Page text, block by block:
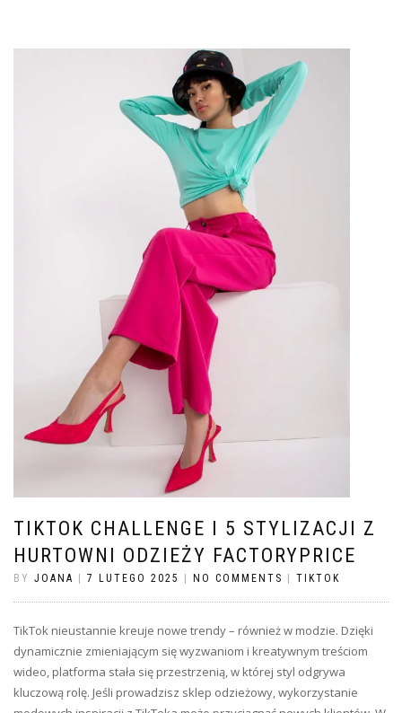
TIKTOK CHALLENGE I 5 STYLIZACJI Z
HURTOWNI ODZIEŻY FACTORYPRICE
BY JOANA 7 LUTEGO 2025 NO COMMENTS TIKTOK
TikTok nieustannie kreuje nowe trendy – również w modzie. Dzięki
dynamicznie zmieniającym się wyzwaniom i kreatywnym treściom
wideo, platforma stała się przestrzenią, w której styl odgrywa
kluczową rolę. Jeśli prowadzisz sklep odzieżowy, wykorzystanie